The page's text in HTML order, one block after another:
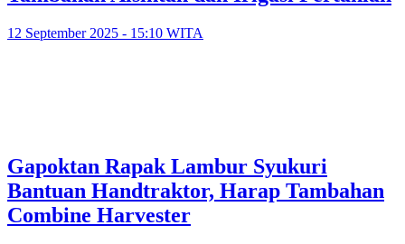
12 September 2025 - 15:10 WITA
Gapoktan Rapak Lambur Syukuri
Bantuan Handtraktor, Harap Tambahan
Combine Harvester